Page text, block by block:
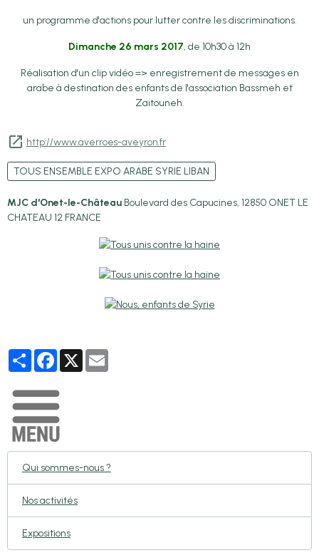
un programme d'actions pour lutter contre les discriminations.
Dimanche 26 mars 2017, de 10h30 à 12h
Réalisation d'un clip vidéo => enregistrement de messages en
arabe à destination des enfants de l'association Bassmeh et
Zaitouneh.
http://www.averroes-aveyron.fr
TOUS ENSEMBLE EXPO ARABE SYRIE LIBAN
MJC d'Onet-le-Château Boulevard des Capucines, 12850 ONET LE
CHATEAU 12 FRANCE
PartagerFacebook
X
Qui sommes-nous ?
Nos activités
Expositions